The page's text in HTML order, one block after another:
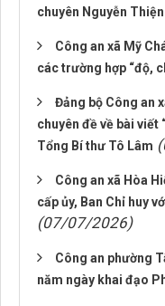
chuyên Nguyễn
Công an xã Mỹ
các trường hợp “độ,
Đảng bộ Công an
chuyên đề về bài viết
Tổng Bí thư Tô Lâm
Công an xã Hòa
cấp ủy, Ban Chỉ huy
(07/07/2026)
Công an phường
năm ngày khai đạo